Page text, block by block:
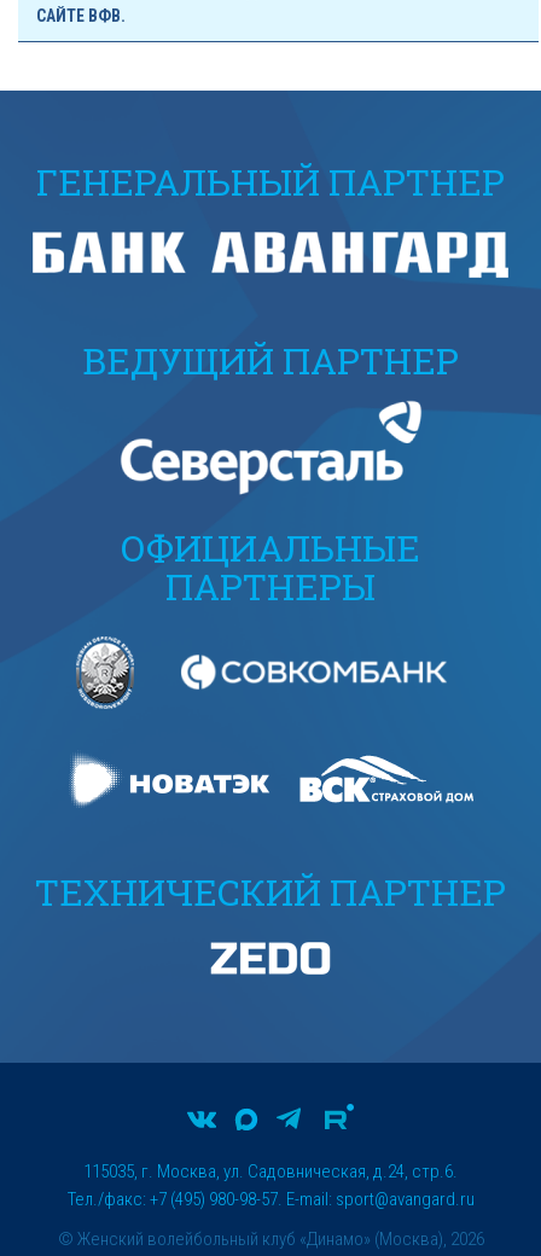
САЙТЕ ВФВ.
ГЕНЕРАЛЬНЫЙ ПАРТНЕР
ВЕДУЩИЙ ПАРТНЕР
ОФИЦИАЛЬНЫЕ
ПАРТНЕРЫ
ТЕХНИЧЕСКИЙ ПАРТНЕР
© Женский волейбольный клуб «Динамо» (Москва), 2026
115035, г. Москва, ул. Садовническая, д.24, стр.6.
Тел./факс: +7 (495) 980-98-57. E-mail: sport@avangard.ru